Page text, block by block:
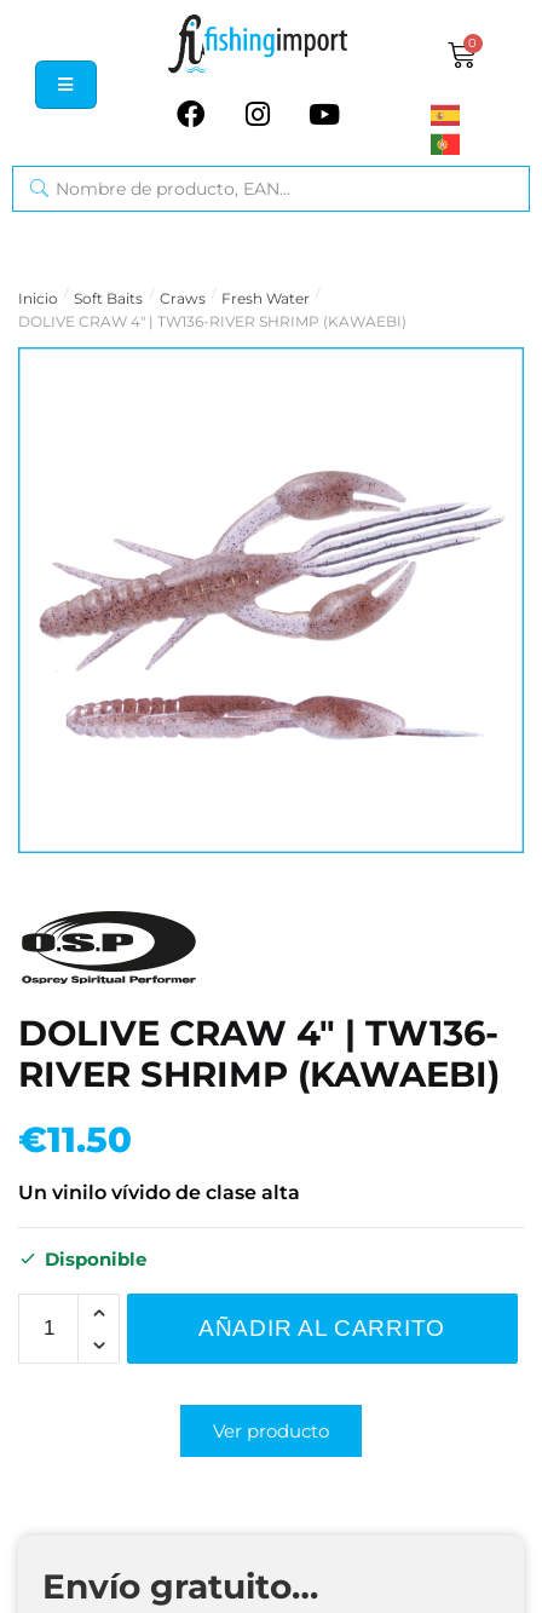
0
Inicio / Soft Baits / Craws / Fresh Water /
DOLIVE CRAW 4" | TW136-RIVER SHRIMP (KAWAEBI)
DOLIVE CRAW 4" | TW136-
RIVER SHRIMP (KAWAEBI)
€11.50
Un vinilo vívido de clase alta
Disponible
AÑADIR AL CARRITO
Ver producto
Envío gratuito…